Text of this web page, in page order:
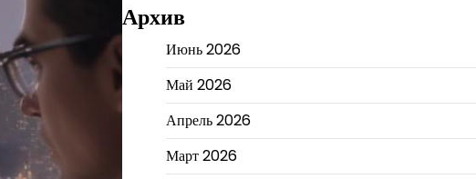
Архив
Июнь 2026
Май 2026
Апрель 2026
Март 2026